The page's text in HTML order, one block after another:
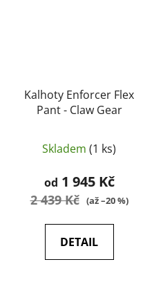
Kalhoty Enforcer Flex
Pant - Claw Gear
Skladem (1 ks)
od 1 945 Kč
2 439 Kč (až –20 %)
DETAIL